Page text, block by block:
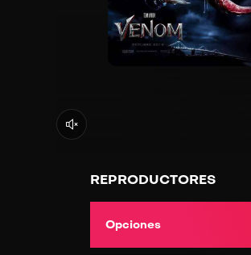
REPRODUCTORES
Opciones